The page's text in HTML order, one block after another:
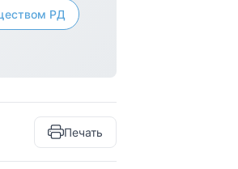
РД
Печать